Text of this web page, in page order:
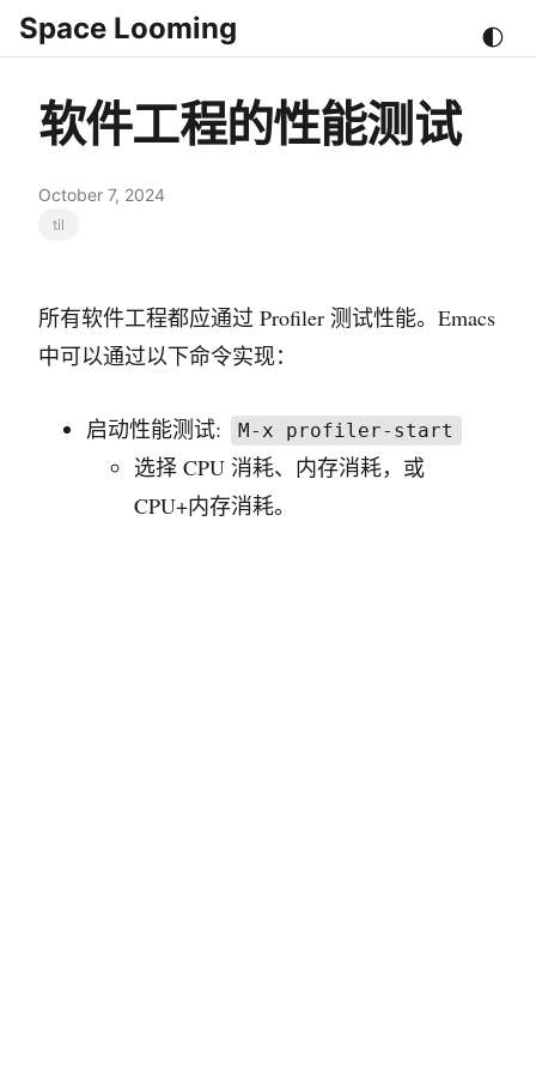
Space Looming 🌓
软件工程的性能测试
October 7, 2024
til
所有软件工程都应通过 Profiler 测试性能。Emacs
中可以通过以下命令实现：
启动性能测试: M-x profiler-start
选择 CPU 消耗、内存消耗，或
CPU+内存消耗。